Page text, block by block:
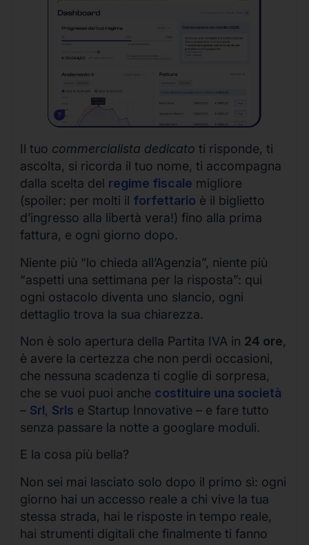
Il tuo commercialista dedicato ti risponde, ti
ascolta, si ricorda il tuo nome, ti accompagna
dalla scelta del regime fiscale migliore
(spoiler: per molti il forfettario è il biglietto
d’ingresso alla libertà vera!) fino alla prima
fattura, e ogni giorno dopo.
Niente più “lo chieda all’Agenzia”, niente più
“aspetti una settimana per la risposta”: qui
ogni ostacolo diventa uno slancio, ogni
dettaglio trova la sua chiarezza.
Non è solo apertura della Partita IVA in 24 ore,
è avere la certezza che non perdi occasioni,
che nessuna scadenza ti coglie di sorpresa,
che se vuoi puoi anche costituire una società
– Srl, Srls e Startup Innovative – e fare tutto
senza passare la notte a googlare moduli.
E la cosa più bella?
Non sei mai lasciato solo dopo il primo sì: ogni
giorno hai un accesso reale a chi vive la tua
stessa strada, hai le risposte in tempo reale,
hai strumenti digitali che finalmente ti fanno